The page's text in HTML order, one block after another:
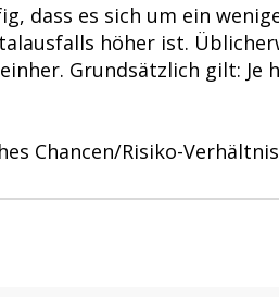
dass es sich um ein
höher ist.
Grundsätzlich gilt: Je
Chancen/Risiko-